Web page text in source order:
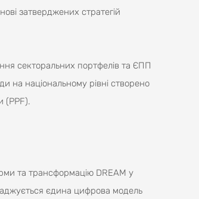
затверджених стратегій
секторальних портфелів та ЄПП
на національному рівні створено
(PPF).
та трансформацію DREAM у
єдина цифрова модель